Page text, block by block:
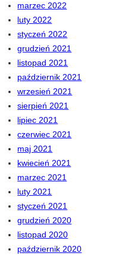
marzec 2022
luty 2022
styczeń 2022
grudzień 2021
listopad 2021
październik 2021
wrzesień 2021
sierpień 2021
lipiec 2021
czerwiec 2021
maj 2021
kwiecień 2021
marzec 2021
luty 2021
styczeń 2021
grudzień 2020
listopad 2020
październik 2020